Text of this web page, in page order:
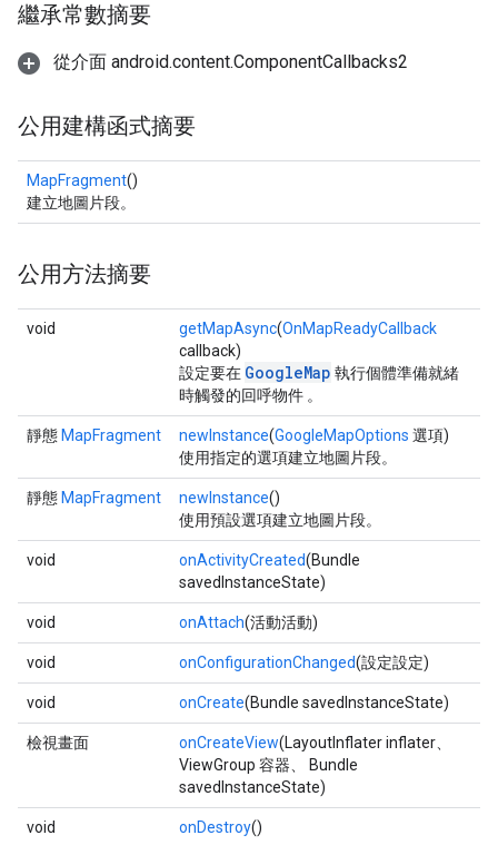
繼承常數摘要
從介面 android.content.ComponentCallbacks2
公用建構函式摘要
MapFragment()
建立地圖片段。
公用方法摘要
void getMapAsync(OnMapReadyCallback
callback)
設定要在 GoogleMap 執行個體準備就緒
時觸發的回呼物件 。
靜態 MapFragment newInstance(GoogleMapOptions 選項)
使用指定的選項建立地圖片段。
靜態 MapFragment newInstance()
使用預設選項建立地圖片段。
void onActivityCreated(Bundle
savedInstanceState)
void onAttach(活動活動)
void onConfigurationChanged(設定設定)
void onCreate(Bundle savedInstanceState)
檢視畫面 onCreateView(LayoutInflater inflater、
ViewGroup 容器、 Bundle
savedInstanceState)
void onDestroy()